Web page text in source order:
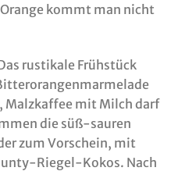
kommt man nicht
rustikale Frühstück
Malzkaffee mit Milch darf
die süß-sauren
zum Vorschein, mit
Riegel-Kokos. Nach